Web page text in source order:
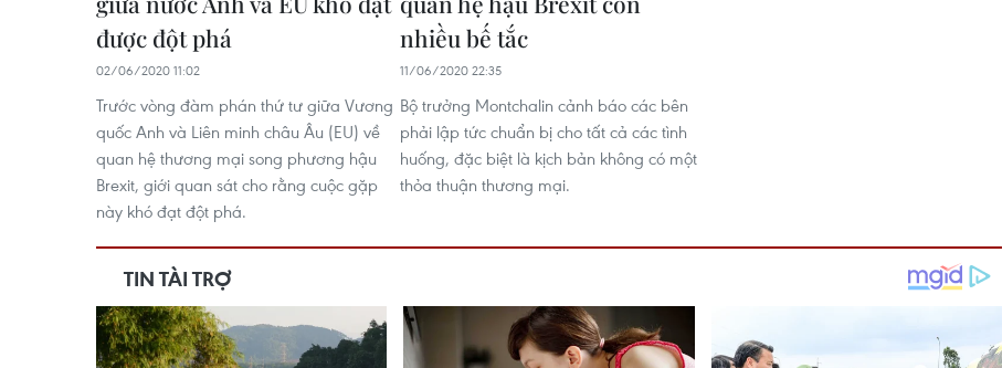
được đột phá
02/06/2020 11:02
Trước vòng đàm phán thứ tư giữa Vương
quốc Anh và Liên minh châu Âu (EU) về
quan hệ thương mại song phương hậu
Brexit, giới quan sát cho rằng cuộc gặp
này khó đạt đột phá.
nhiều bế tắc
11/06/2020 22:35
Bộ trưởng Montchalin cảnh báo các bên
phải lập tức chuẩn bị cho tất cả các tình
huống, đặc biệt là kịch bản không có một
thỏa thuận thương mại.